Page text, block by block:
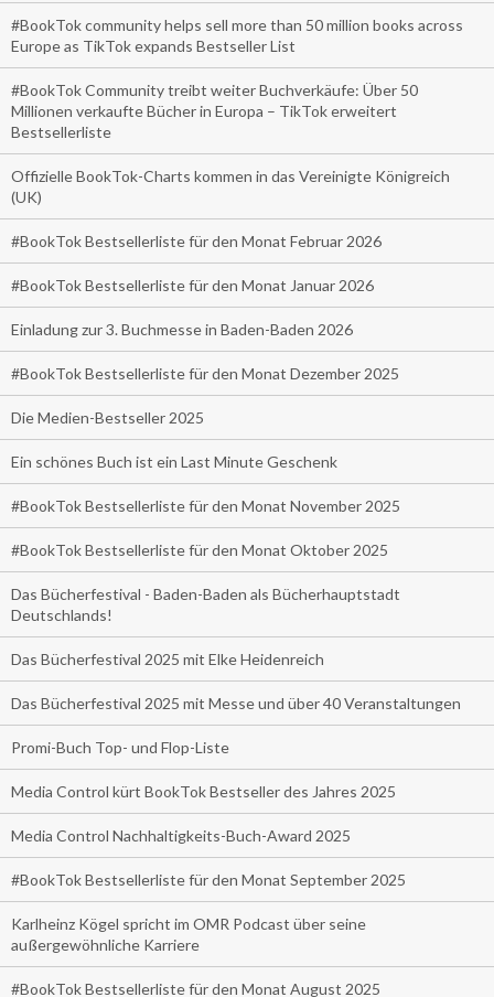
#BookTok community helps sell more than 50 million books across
Europe as TikTok expands Bestseller List
#BookTok Community treibt weiter Buchverkäufe: Über 50
Millionen verkaufte Bücher in Europa – TikTok erweitert
Bestsellerliste
Offizielle BookTok-Charts kommen in das Vereinigte Königreich
(UK)
#BookTok Bestsellerliste für den Monat Februar 2026
#BookTok Bestsellerliste für den Monat Januar 2026
Einladung zur 3. Buchmesse in Baden-Baden 2026
#BookTok Bestsellerliste für den Monat Dezember 2025
Die Medien-Bestseller 2025
Ein schönes Buch ist ein Last Minute Geschenk
#BookTok Bestsellerliste für den Monat November 2025
#BookTok Bestsellerliste für den Monat Oktober 2025
Das Bücherfestival - Baden-Baden als Bücherhauptstadt
Deutschlands!
Das Bücherfestival 2025 mit Elke Heidenreich
Das Bücherfestival 2025 mit Messe und über 40 Veranstaltungen
Promi-Buch Top- und Flop-Liste
Media Control kürt BookTok Bestseller des Jahres 2025
Media Control Nachhaltigkeits-Buch-Award 2025
#BookTok Bestsellerliste für den Monat September 2025
Karlheinz Kögel spricht im OMR Podcast über seine
außergewöhnliche Karriere
#BookTok Bestsellerliste für den Monat August 2025